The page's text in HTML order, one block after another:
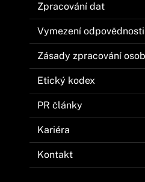
Zpracování dat
Vymezení odpovědnosti
Zásady zpracování
Etický kodex
PR články
Kariéra
Kontakt